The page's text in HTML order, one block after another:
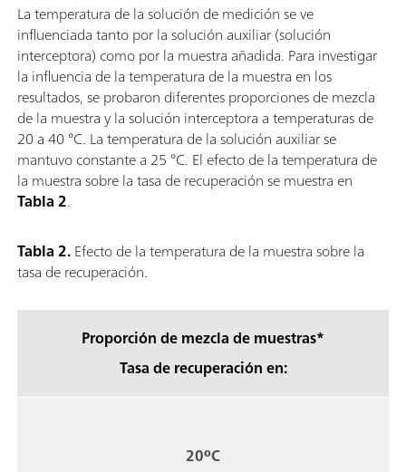
La temperatura de la solución de medición se ve
influenciada tanto por la solución auxiliar (solución
interceptora) como por la muestra añadida. Para investigar
la influencia de la temperatura de la muestra en los
resultados, se probaron diferentes proporciones de mezcla
de la muestra y la solución interceptora a temperaturas de
20 a 40 °C. La temperatura de la solución auxiliar se
mantuvo constante a 25 °C. El efecto de la temperatura de
la muestra sobre la tasa de recuperación se muestra en
Tabla 2.
Tabla 2.Efecto de la temperatura de la muestra sobre la
tasa de recuperación.
Proporción de mezcla de muestras*
Tasa de recuperación en:
20ºC